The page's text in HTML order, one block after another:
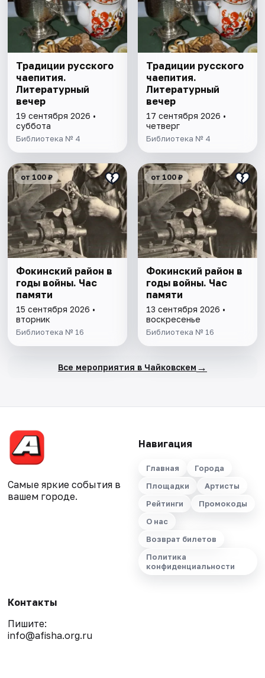
Традиции русского
чаепития.
Литературный
вечер
19 сентября 2026 •
суббота
Библиотека № 4
Традиции русского
чаепития.
Литературный
вечер
17 сентября 2026 •
четверг
Библиотека № 4
от 100 ₽
Фокинский район в
годы войны. Час
памяти
15 сентября 2026 •
вторник
Библиотека № 16
от 100 ₽
Фокинский район в
годы войны. Час
памяти
13 сентября 2026 •
воскресенье
Библиотека № 16
Все мероприятия в Чайковскем →
Самые яркие события в
вашем городе.
Навигация
Главная
Города
Площадки
Артисты
Рейтинги
Промокоды
О нас
Возврат билетов
Политика
конфиденциальности
Контакты
Пишите:
info@afisha.org.ru